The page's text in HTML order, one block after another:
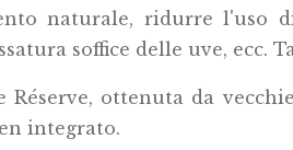
naturale, ridurre
soffice delle uve, ecc.
ottenuta da
integrato.